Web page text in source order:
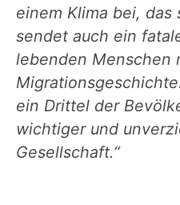
einem Klima bei, das
sendet auch ein
lebenden Menschen
ein Drittel der
wichtiger und
Gesellschaft.“